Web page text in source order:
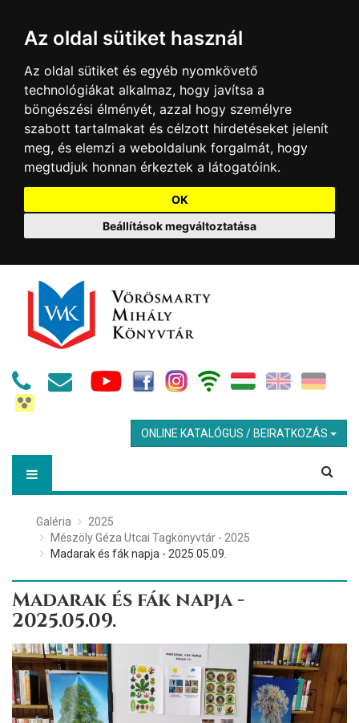
Az oldal sütiket használ
Az oldal sütiket és egyéb nyomkövető
technológiákat alkalmaz, hogy javítsa a
böngészési élményét, azzal hogy személyre
szabott tartalmakat és célzott hirdetéseket jelenít
meg, és elemzi a weboldalunk forgalmát, hogy
megtudjuk honnan érkeztek a látogatóink.
OK
Beállítások megváltoztatása
ONLINE KATALÓGUS / BEIRATKOZÁS
Galéria
2025
Mészöly Géza Utcai Tagkönyvtár - 2025
Madarak és fák napja - 2025.05.09.
Madarak és fák napja -
2025.05.09.